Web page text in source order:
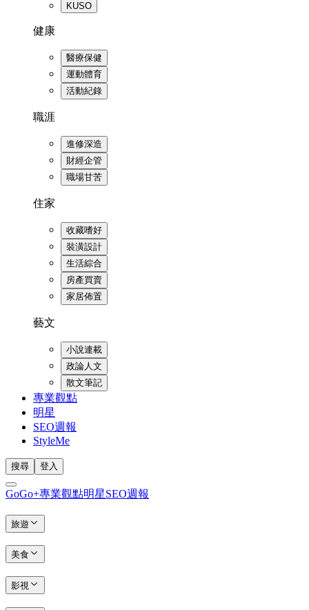
KUSO
健康
醫療保健
運動體育
活動紀錄
職涯
進修深造
財經企管
職場甘苦
住家
收藏嗜好
裝潢設計
生活綜合
房產買賣
家居佈置
藝文
小說連載
政論人文
散文筆記
專業觀點
明星
SEO週報
StyleMe
搜尋 登入
GoGo+專業觀點明星SEO週報
旅遊
美食
影視